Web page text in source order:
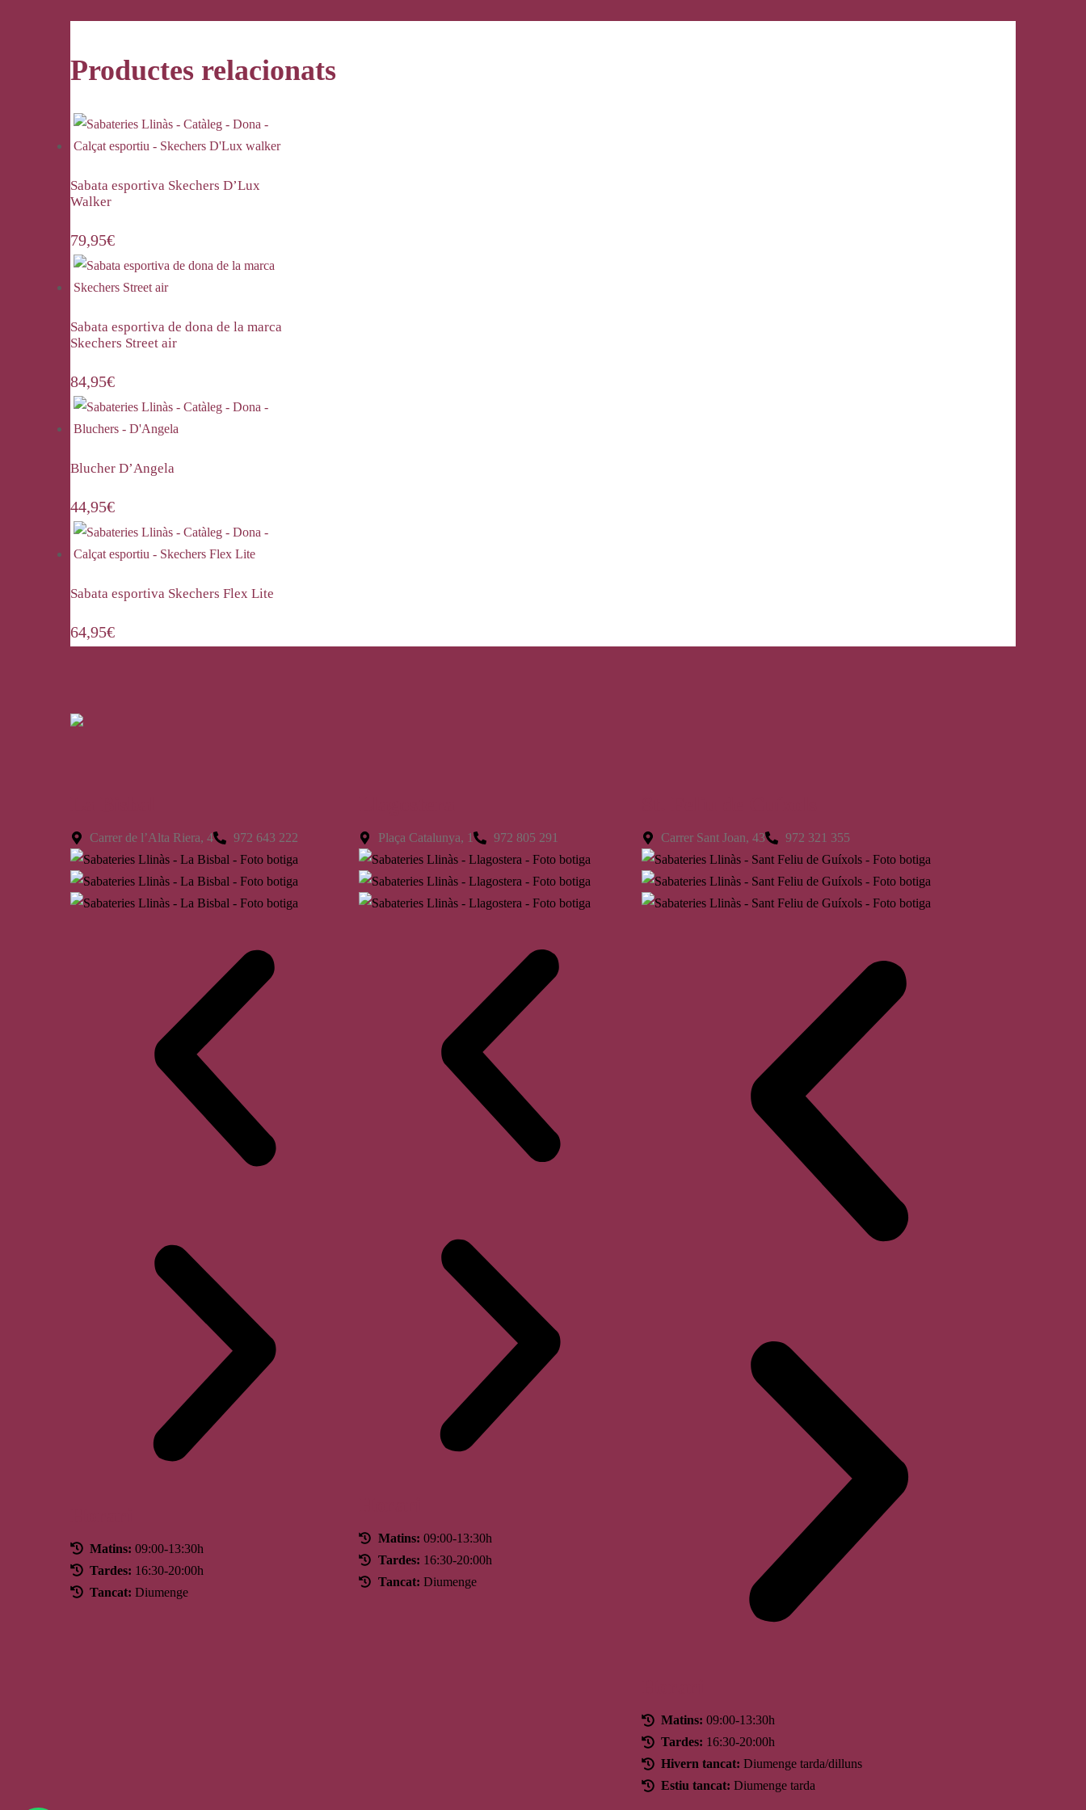
Productes relacionats
Sabata esportiva Skechers D’Lux
Walker
79,95€
Sabata esportiva de dona de la marca
Skechers Street air
84,95€
Blucher D’Angela
44,95€
Sabata esportiva Skechers Flex Lite
64,95€
Carrer de l’Alta Riera, 4 972 643 222
Matins: 09:00-13:30h
Tardes: 16:30-20:00h
Tancat: Diumenge
Plaça Catalunya, 1 972 805 291
Matins: 09:00-13:30h
Tardes: 16:30-20:00h
Tancat: Diumenge
Carrer Sant Joan, 43 972 321 355
Matins: 09:00-13:30h
Tardes: 16:30-20:00h
Hivern tancat: Diumenge tarda/dilluns
Estiu tancat: Diumenge tarda